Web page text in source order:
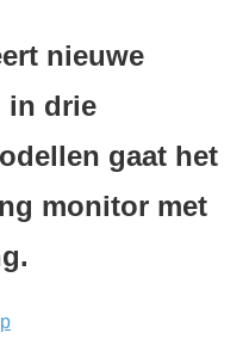
nieuwe
in drie
gaat het
monitor met